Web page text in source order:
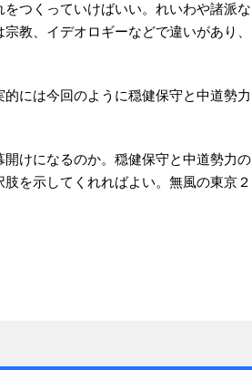
つくっていけばいい。れいわや諸派な
教、イデオロギーなどで違いがあり、
には今回のように穏健保守と中道勢力
けになるのか。穏健保守と中道勢力の
を示してくれればよい。無風の東京２